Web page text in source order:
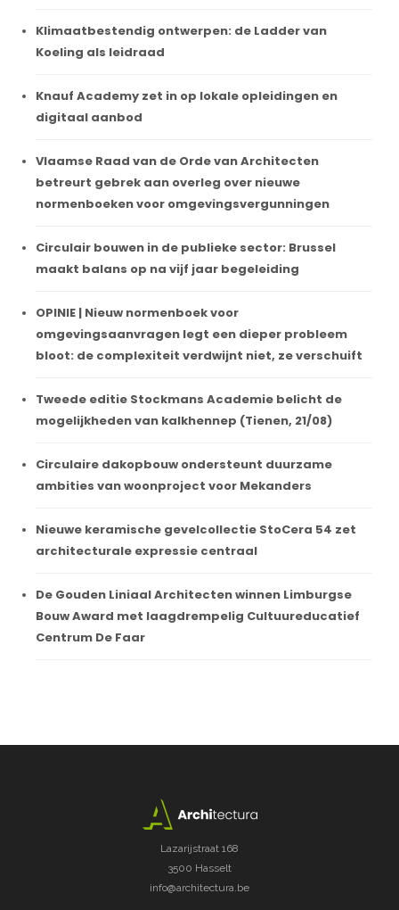
Klimaatbestendig ontwerpen: de Ladder van
Koeling als leidraad
Knauf Academy zet in op lokale opleidingen en
digitaal aanbod
Vlaamse Raad van de Orde van Architecten
betreurt gebrek aan overleg over nieuwe
normenboeken voor omgevingsvergunningen
Circulair bouwen in de publieke sector: Brussel
maakt balans op na vijf jaar begeleiding
OPINIE | Nieuw normenboek voor
omgevingsaanvragen legt een dieper probleem
bloot: de complexiteit verdwijnt niet, ze verschuift
Tweede editie Stockmans Academie belicht de
mogelijkheden van kalkhennep (Tienen, 21/08)
Circulaire dakopbouw ondersteunt duurzame
ambities van woonproject voor Mekanders
Nieuwe keramische gevelcollectie StoCera 54 zet
architecturale expressie centraal
De Gouden Liniaal Architecten winnen Limburgse
Bouw Award met laagdrempelig Cultuureducatief
Centrum De Faar
Lazarijstraat 168
3500 Hasselt
info@architectura.be